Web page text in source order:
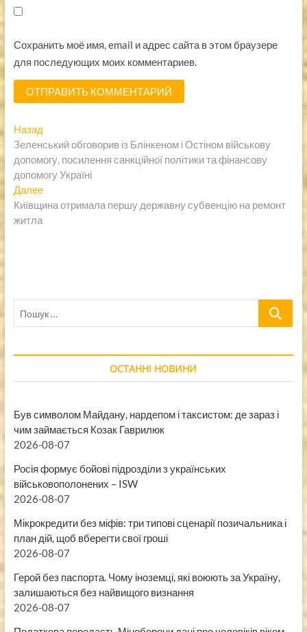
Сохранить моё имя, email и адрес сайта в этом браузере
для последующих моих комментариев.
Навигация
по
записям
НазадПредыдущая
запись:
Зеленський обговорив із Блінкеном і Остіном військову
допомогу, посилення санкційної політики та фінансову
допомогу Україні
ДалееСледующая
запись:
Київщина отримала першу державну субвенцію на ремонт
житла
Пошук
ОСТАННІ НОВИНИ
Був символом Майдану, нардепом і таксистом: де зараз і
чим займається Козак Гаврилюк
2026-08-07
Росія формує бойові підрозділи з українських
військовополонених – ISW
2026-08-07
Мікрокредити без міфів: три типові сценарії позичальника і
план дій, щоб вберегти свої гроші
2026-08-07
Герой без паспорта. Чому іноземці, які воюють за Україну,
залишаються без найвищого визнання
2026-08-07